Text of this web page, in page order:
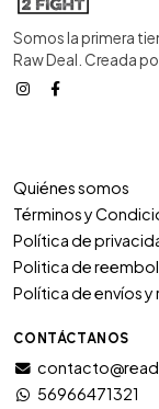
Somos la primera
Raw Deal. Creada
Quiénes somos
Términos y
Política de
Politica de
Política de envíos y
CONTÁCTANOS
56966471321